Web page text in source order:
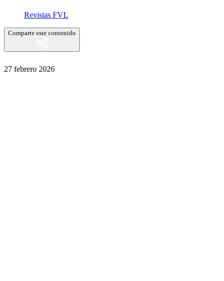
Revistas FVL
Comparte este contenido
27 febrero 2026